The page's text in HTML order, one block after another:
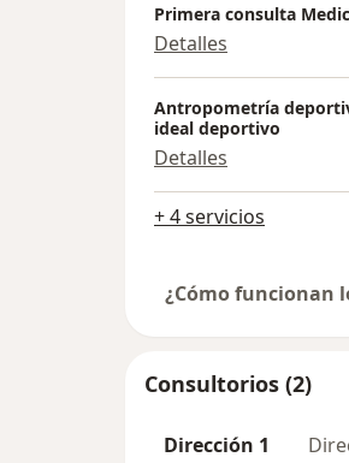
Primera consulta
Detalles
Antropometría
ideal deportivo
Detalles
+ 4 servicios
¿Cómo funcionan
Consultorios (2)
Dirección 1